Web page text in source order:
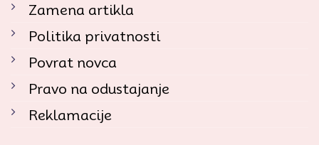
Zamena artikla
Politika privatnosti
Povrat novca
Pravo na odustajanje
Reklamacije